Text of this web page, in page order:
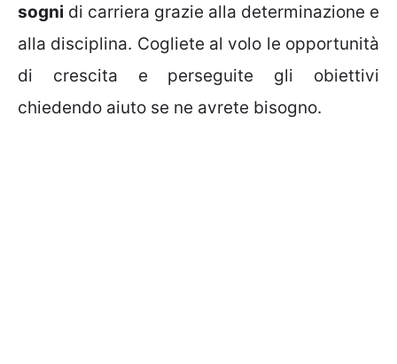
sogni di carriera grazie alla determinazione e
alla disciplina. Cogliete al volo le opportunità
di crescita e perseguite gli obiettivi
chiedendo aiuto se ne avrete bisogno.